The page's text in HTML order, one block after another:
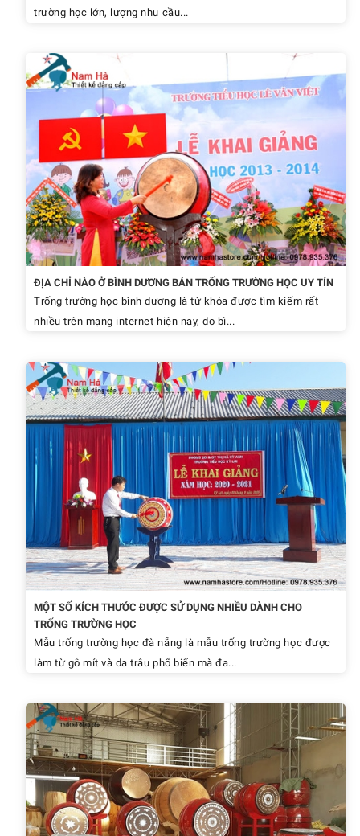
trường học lớn, lượng nhu cầu...
ĐỊA CHỈ NÀO Ở BÌNH DƯƠNG BÁN TRỐNG TRƯỜNG HỌC UY TÍN
Trống trường học bình dương là từ khóa được tìm kiếm rất
nhiều trên mạng internet hiện nay, do bì...
MỘT SỐ KÍCH THƯỚC ĐƯỢC SỬ DỤNG NHIỀU DÀNH CHO
TRỐNG TRƯỜNG HỌC
Mẫu trống trường học đà nẵng là mẫu trống trường học được
làm từ gỗ mít và da trâu phổ biến mà đa...